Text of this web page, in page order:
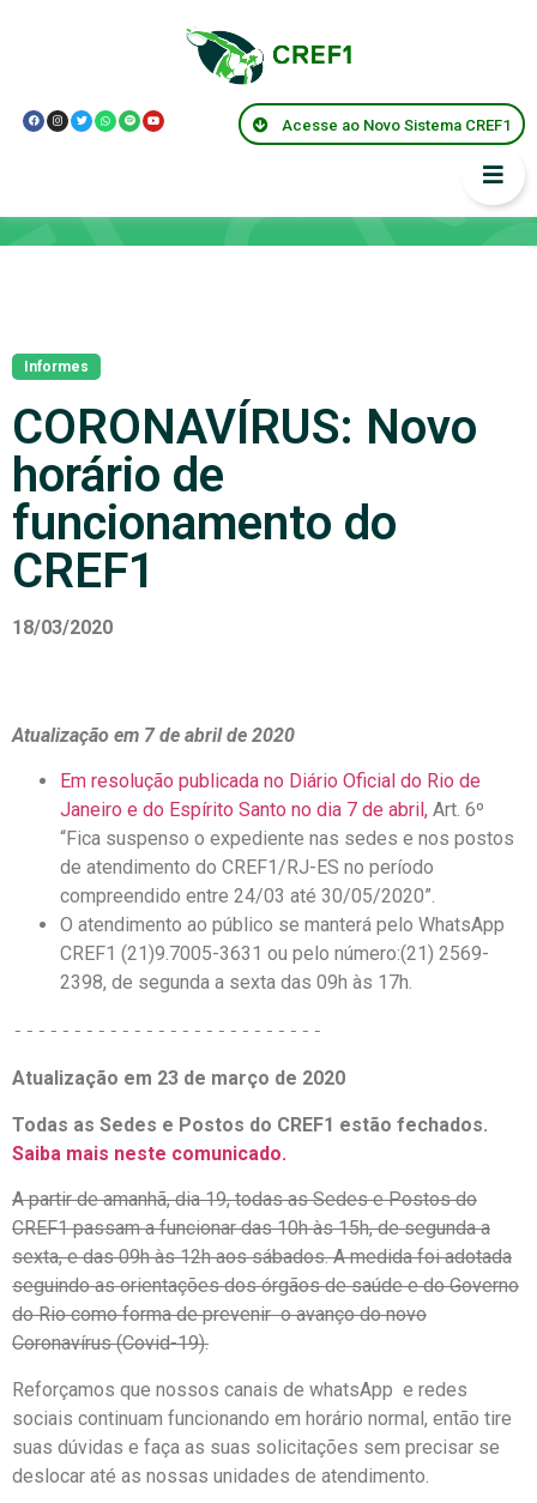
Acesse ao Novo Sistema CREF1
Informes
CORONAVÍRUS: Novo
horário de
funcionamento do
CREF1
18/03/2020
Atualização em 7 de abril de 2020
Em resolução publicada no Diário Oficial do Rio de
Janeiro e do Espírito Santo no dia 7 de abril, Art. 6º
“Fica suspenso o expediente nas sedes e nos postos
de atendimento do CREF1/RJ-ES no período
compreendido entre 24/03 até 30/05/2020”.
O atendimento ao público se manterá pelo WhatsApp
CREF1 (21)9.7005-3631 ou pelo número:(21) 2569-
2398, de segunda a sexta das 09h às 17h.
--------------------------
Atualização em 23 de março de 2020
Todas as Sedes e Postos do CREF1 estão fechados.
Saiba mais neste comunicado.
A partir de amanhã, dia 19, todas as Sedes e Postos do
CREF1 passam a funcionar das 10h às 15h, de segunda a
sexta, e das 09h às 12h aos sábados. A medida foi adotada
seguindo as orientações dos órgãos de saúde e do Governo
do Rio como forma de prevenir o avanço do novo
Coronavírus (Covid-19).
Reforçamos que nossos canais de whatsApp e redes
sociais continuam funcionando em horário normal, então tire
suas dúvidas e faça as suas solicitações sem precisar se
deslocar até as nossas unidades de atendimento.